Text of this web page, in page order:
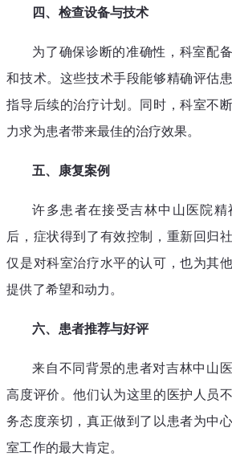
四、检查设备与技术
为了确保诊断的准确性，科室配
和技术。这些技术手段能够精确评估
指导后续的治疗计划。同时，科室不
力求为患者带来最佳的治疗效果。
五、康复案例
许多患者在接受吉林中山医院
后，症状得到了有效控制，重新回归
仅是对科室治疗水平的认可，也为其
提供了希望和动力。
六、患者推荐与好评
来自不同背景的患者对吉林中山
高度评价。他们认为这里的医护人员
务态度亲切，真正做到了以患者为中
室工作的最大肯定。